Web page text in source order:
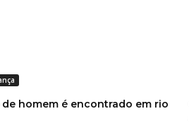
de homem é encontrado em rio